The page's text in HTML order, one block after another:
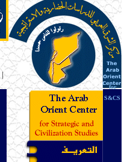
ــــ
ـ|
for
S&CS